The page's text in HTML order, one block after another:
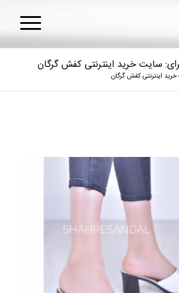
سایت خرید اینترنتی کفش گرگان
اینترنتی کفش گرگان